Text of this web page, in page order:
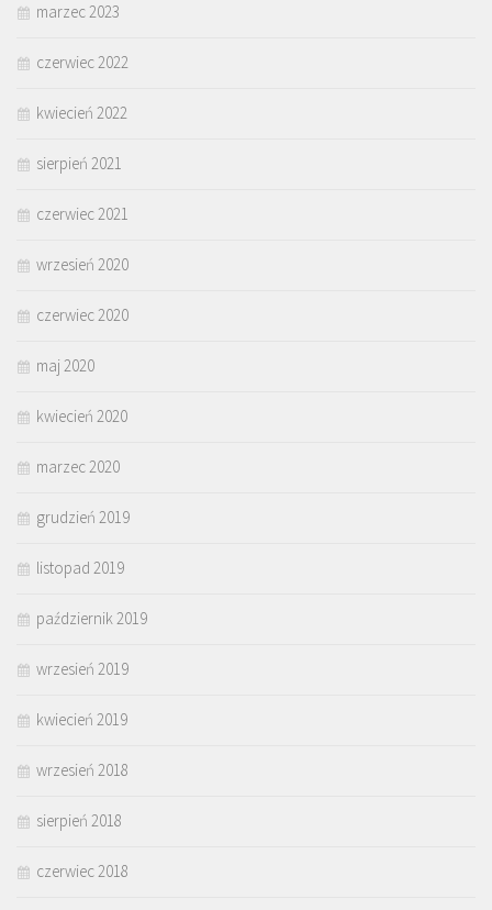
marzec 2023
czerwiec 2022
kwiecień 2022
sierpień 2021
czerwiec 2021
wrzesień 2020
czerwiec 2020
maj 2020
kwiecień 2020
marzec 2020
grudzień 2019
listopad 2019
październik 2019
wrzesień 2019
kwiecień 2019
wrzesień 2018
sierpień 2018
czerwiec 2018